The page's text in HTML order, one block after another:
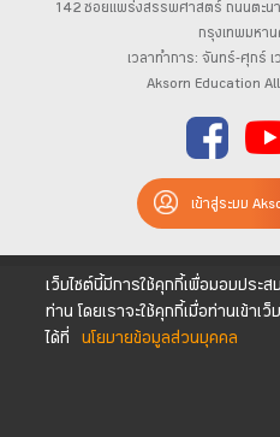
142 ซอยแพร่งสรรพศาสตร์ ถนนตะน
กรุงเทพมหา
เวลาทำการ: จันทร์-ศุกร์
Aksorn Education
เข้าสู่ระบบ
เว็บไซต์นี้มีการใช้คุกกี้เพื่อมอบประ
ท่าน โดยเราจะใช้คุกกี้เมื่อท่านเข้าเ
ได้ที่
นโยบายข้อมูลส่วนบุคคล